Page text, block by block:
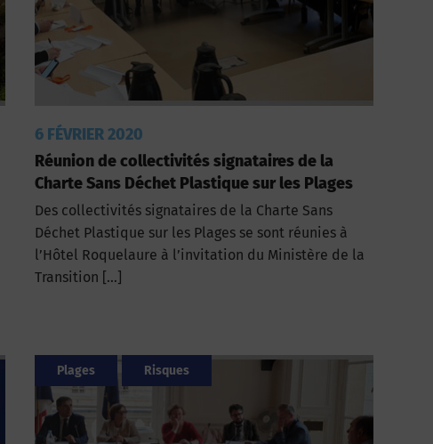
6 FÉVRIER 2020
Réunion de collectivités signataires de la
Charte Sans Déchet Plastique sur les Plages
Des collectivités signataires de la Charte Sans
Déchet Plastique sur les Plages se sont réunies à
l’Hôtel Roquelaure à l’invitation du Ministère de la
Transition […]
Plages Risques